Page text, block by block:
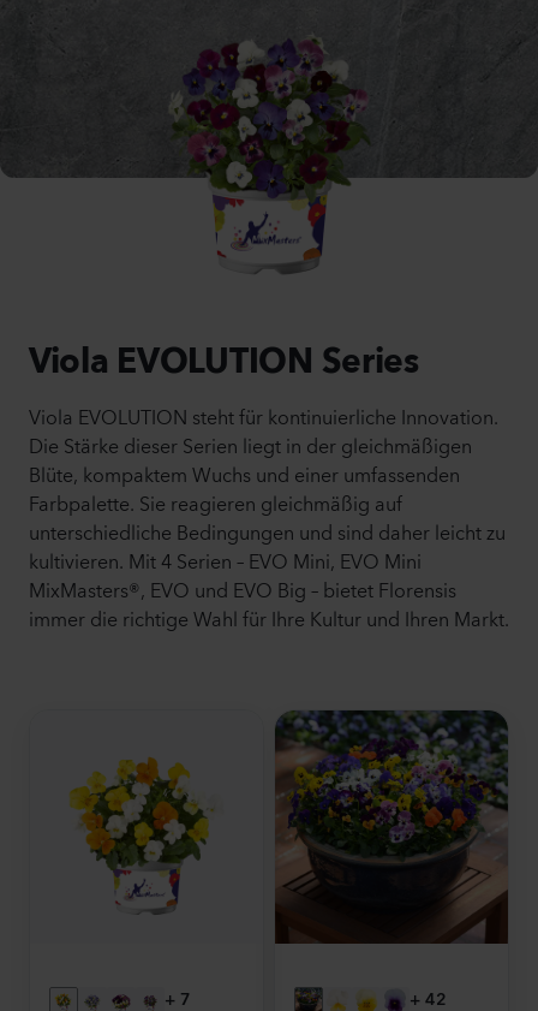
Viola EVOLUTION Series
Viola EVOLUTION steht für kontinuierliche Innovation.
Die Stärke dieser Serien liegt in der gleichmäßigen
Blüte, kompaktem Wuchs und einer umfassenden
Farbpalette. Sie reagieren gleichmäßig auf
unterschiedliche Bedingungen und sind daher leicht zu
kultivieren. Mit 4 Serien – EVO Mini, EVO Mini
MixMasters®, EVO und EVO Big – bietet Florensis
immer die richtige Wahl für Ihre Kultur und Ihren Markt.
+ 7 + 42